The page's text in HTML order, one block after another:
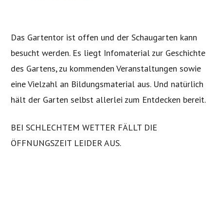
Das Gartentor ist offen und der Schaugarten kann
besucht werden. Es liegt Infomaterial zur Geschichte
des Gartens, zu kommenden Veranstaltungen sowie
eine Vielzahl an Bildungsmaterial aus. Und natürlich
hält der Garten selbst allerlei zum Entdecken bereit.
BEI SCHLECHTEM WETTER FÄLLT DIE
ÖFFNUNGSZEIT LEIDER AUS.